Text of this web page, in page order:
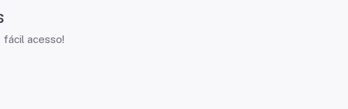
fácil acesso!